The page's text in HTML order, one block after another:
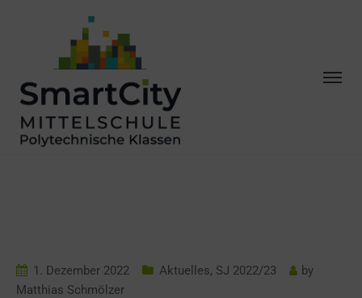
1. Dezember 2022 Aktuelles, SJ 2022/23
by
Matthias Schmölzer